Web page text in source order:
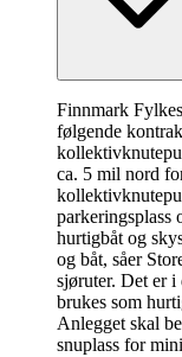
Finnmark
følgende
ca. 5 mil nord
parkeringsplass
hurtigbåt og
og båt, såer
sjøruter. Det er i
brukes som
Anlegget skal
snuplass for